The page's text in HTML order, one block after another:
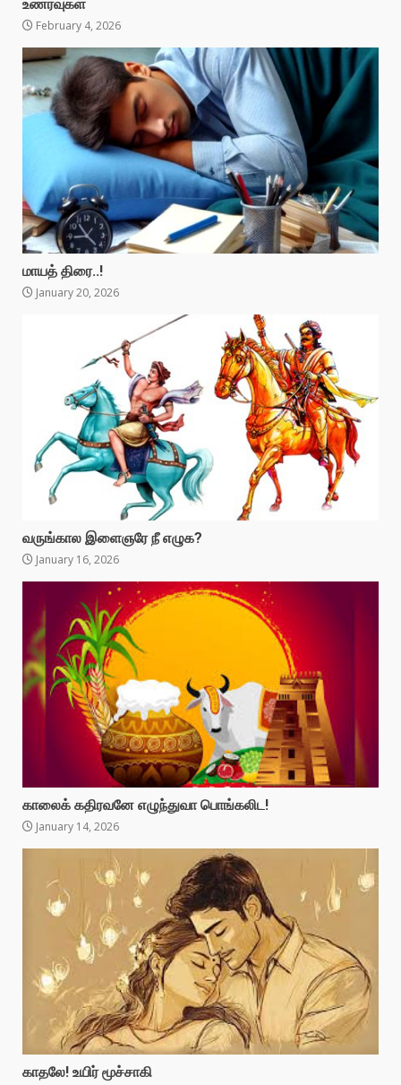
உணர்வுகள்
February 4, 2026
மாயத் திரை..!
January 20, 2026
வருங்கால இளைஞரே நீ எழுக?
January 16, 2026
காலைக் கதிரவனே எழுந்துவா பொங்கலிட!
January 14, 2026
காதலே! உயிர் மூச்சாகி